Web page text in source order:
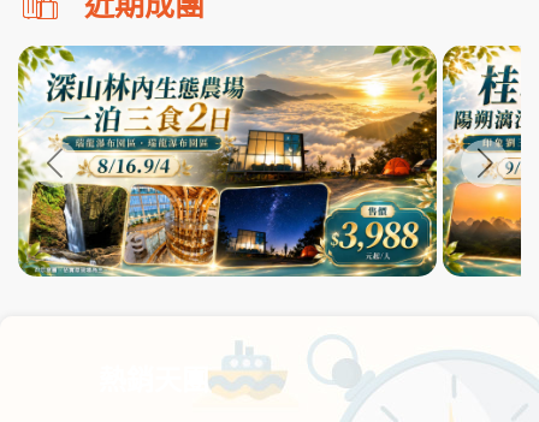
刪!!
搜
尋
bar
使
用
熱銷天團